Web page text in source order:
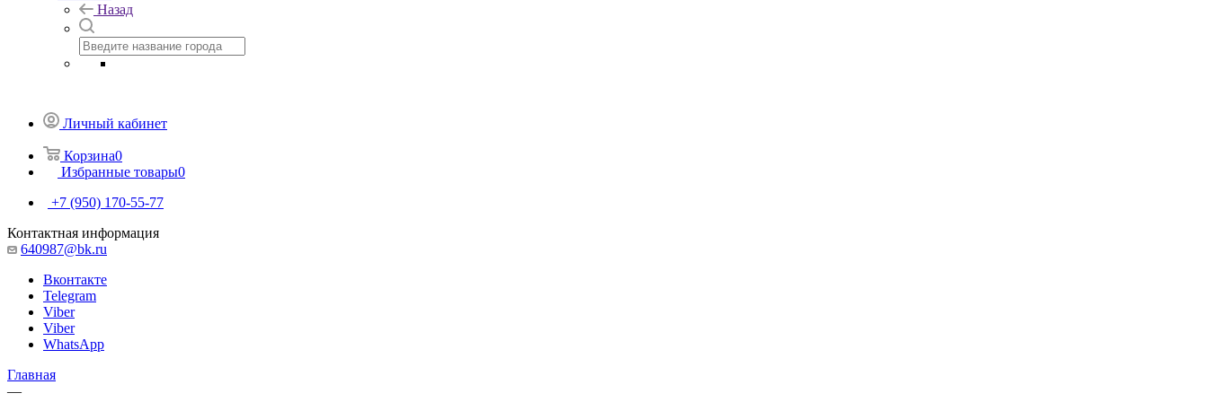
Назад
Личный кабинет
Корзина0
Избранные товары0
+7 (950) 170-55-77
Контактная информация
640987@bk.ru
Вконтакте
Telegram
Viber
Viber
WhatsApp
Главная
—